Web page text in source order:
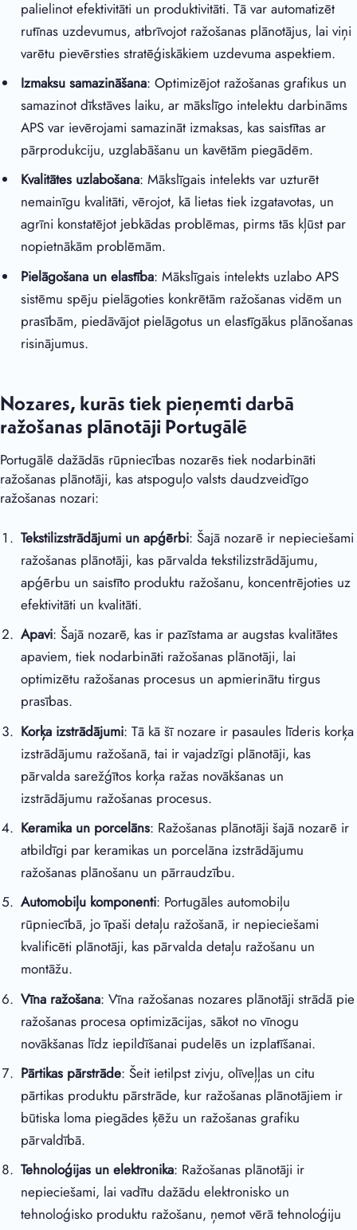
palielinot efektivitāti un produktivitāti. Tā var automatizēt
rutīnas uzdevumus, atbrīvojot ražošanas plānotājus, lai viņi
varētu pievērsties stratēģiskākiem uzdevuma aspektiem.
Izmaksu samazināšana: Optimizējot ražošanas grafikus un
samazinot dīkstāves laiku, ar mākslīgo intelektu darbināms
APS var ievērojami samazināt izmaksas, kas saistītas ar
pārprodukciju, uzglabāšanu un kavētām piegādēm.
Kvalitātes uzlabošana: Mākslīgais intelekts var uzturēt
nemainīgu kvalitāti, vērojot, kā lietas tiek izgatavotas, un
agrīni konstatējot jebkādas problēmas, pirms tās kļūst par
nopietnākām problēmām.
Pielāgošana un elastība: Mākslīgais intelekts uzlabo APS
sistēmu spēju pielāgoties konkrētām ražošanas vidēm un
prasībām, piedāvājot pielāgotus un elastīgākus plānošanas
risinājumus.
Nozares, kurās tiek pieņemti darbā
ražošanas plānotāji Portugālē
Portugālē dažādās rūpniecības nozarēs tiek nodarbināti
ražošanas plānotāji, kas atspoguļo valsts daudzveidīgo
ražošanas nozari:
Tekstilizstrādājumi un apģērbi: Šajā nozarē ir nepieciešami
ražošanas plānotāji, kas pārvalda tekstilizstrādājumu,
apģērbu un saistīto produktu ražošanu, koncentrējoties uz
efektivitāti un kvalitāti.
Apavi: Šajā nozarē, kas ir pazīstama ar augstas kvalitātes
apaviem, tiek nodarbināti ražošanas plānotāji, lai
optimizētu ražošanas procesus un apmierinātu tirgus
prasības.
Korķa izstrādājumi: Tā kā šī nozare ir pasaules līderis korķa
izstrādājumu ražošanā, tai ir vajadzīgi plānotāji, kas
pārvalda sarežģītos korķa ražas novākšanas un
izstrādājumu ražošanas procesus.
Keramika un porcelāns: Ražošanas plānotāji šajā nozarē ir
atbildīgi par keramikas un porcelāna izstrādājumu
ražošanas plānošanu un pārraudzību.
Automobiļu komponenti: Portugāles automobiļu
rūpniecībā, jo īpaši detaļu ražošanā, ir nepieciešami
kvalificēti plānotāji, kas pārvalda detaļu ražošanu un
montāžu.
Vīna ražošana: Vīna ražošanas nozares plānotāji strādā pie
ražošanas procesa optimizācijas, sākot no vīnogu
novākšanas līdz iepildīšanai pudelēs un izplatīšanai.
Pārtikas pārstrāde: Šeit ietilpst zivju, olīveļļas un citu
pārtikas produktu pārstrāde, kur ražošanas plānotājiem ir
būtiska loma piegādes ķēžu un ražošanas grafiku
pārvaldībā.
Tehnoloģijas un elektronika: Ražošanas plānotāji ir
nepieciešami, lai vadītu dažādu elektronisko un
tehnoloģisko produktu ražošanu, ņemot vērā tehnoloģiju